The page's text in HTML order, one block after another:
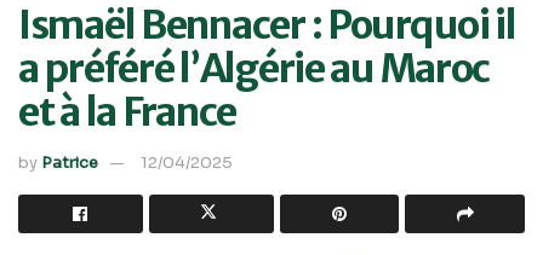
Ismaël Bennacer : Pourquoi il
a préféré l’Algérie au Maroc
et à la France
by Patrice 12/04/2025